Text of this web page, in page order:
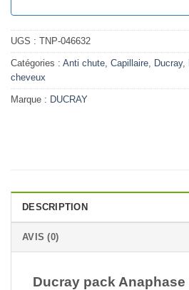
UGS : TNP-046632
Catégories : Anti chute Capillaire Ducray,
cheveux
Marque : DUCRAY
DESCRIPTION
AVIS (0)
Ducray pack